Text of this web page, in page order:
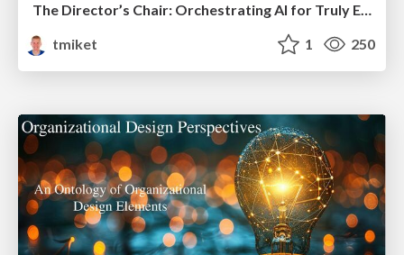
The Director’s Chair: Orchestrating AI for Truly Effective Learning
tmiket
1 250